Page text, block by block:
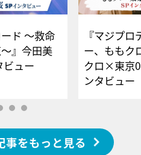
ード ～救命
』今田美
ビュー
『マジプロ
ー、ももク
クロ×東京
ンタビュー
事をもっと見る